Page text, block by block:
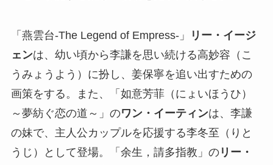
「燕雲台-The Legend of Empress-」
リー・イージ
ェンは、幼い頃から李謙を思い続ける高妙容（こ
うみょうよう）に扮し、姜保寧を追い出すための
画策をする。また、「如意芳菲（にょいほうひ）
～夢紡ぐ恋の道～」のワン・イーティンは、李謙
の妹で、主人公カップルを応援する李冬至（りと
うじ）として登場。「余生，請多指教」のリー・